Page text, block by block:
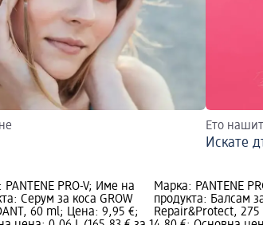
Ето
Искате
PRO-V; Име на
Серум за коса GROW
60 ml; Цена: 9,95 €;
Марка: PANTENE
продукта: Балсам
Repair&Protect,